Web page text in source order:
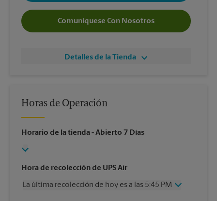
Comuníquese Con Nosotros
Detalles de la Tienda
Horas de Operación
Horario de la tienda - Abierto 7 Días
Hora de recolección de UPS Air
La última recolección de hoy es a las 5:45 PM